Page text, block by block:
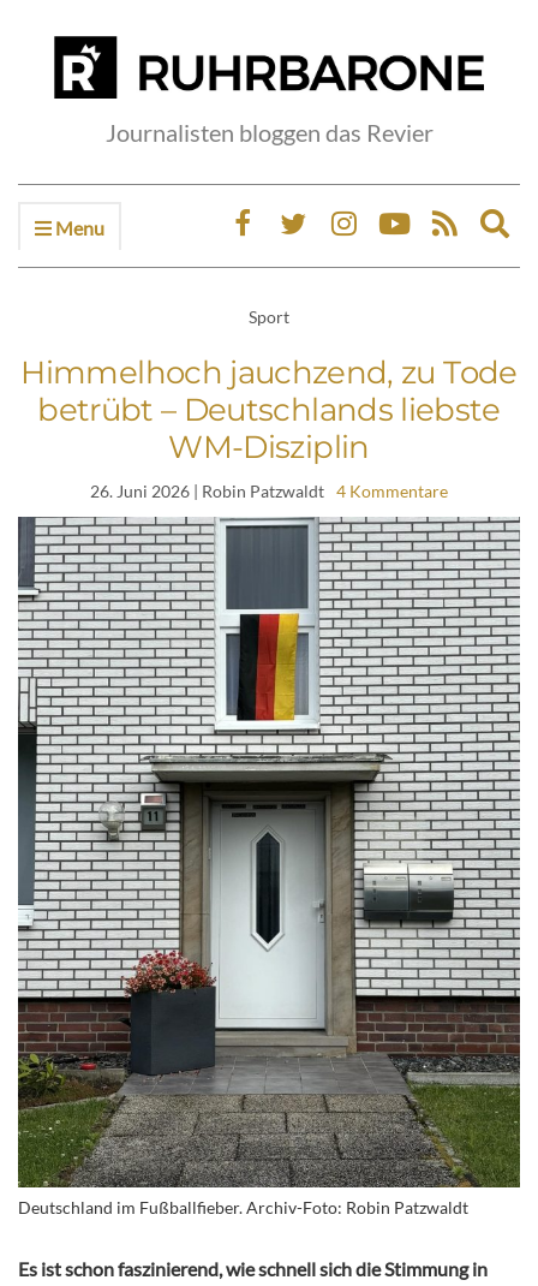
Journalisten bloggen das Revier
Menu
Sport
Himmelhoch jauchzend, zu Tode
betrübt – Deutschlands liebste
WM-Disziplin
26. Juni 2026 | Robin Patzwaldt 4 Kommentare
Deutschland im Fußballfieber. Archiv-Foto: Robin Patzwaldt
Es ist schon faszinierend, wie schnell sich die Stimmung in